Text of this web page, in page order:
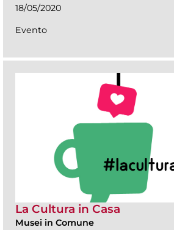
18/05/2020
Evento
La Cultura in Casa
Musei in Comune